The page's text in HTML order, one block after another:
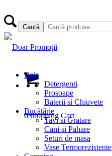
0Shopping Cart
Baie
Detergenti
Prosoape
Baterii si Chiuvete
Bucătărie
Tavi si Gratare
Cani si Pahare
Seturi de masa
Vase Termorezistente